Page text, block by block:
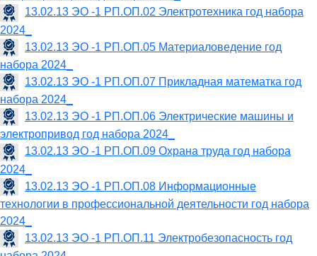
13.02.13 ЭО -1 РП.ОП.02 Электротехника год набора
2024_
13.02.13 ЭО -1 РП.ОП.05 Материаловедение год
набора 2024_
13.02.13 ЭО -1 РП.ОП.07 Прикладная математка год
набора 2024_
13.02.13 ЭО -1 РП.ОП.06 Электрические машины и
электропривод год набора 2024_
13.02.13 ЭО -1 РП.ОП.09 Охрана труда год набора
2024_
13.02.13 ЭО -1 РП.ОП.08 Информационные
технологии в профессиональной деятельности год набора
2024_
13.02.13 ЭО -1 РП.ОП.11 Электробезопасность год